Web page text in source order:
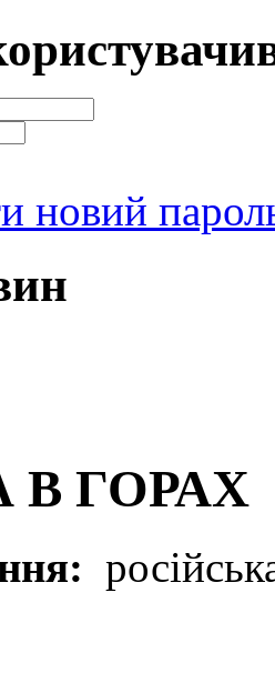
новий
В ГОРАХ